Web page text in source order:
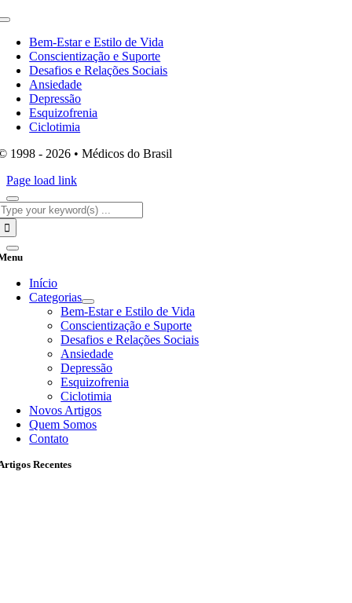
Toggle
NavigationBem-Estar e Estilo de Vida
Conscientização e Suporte
Desafios e Relações Sociais
Ansiedade
Depressão
Esquizofrenia
Ciclotimia
1998 - 2026 • Médicos do Brasil
Page load link
Início
Categorias
Bem-Estar e Estilo de Vida
Conscientização e Suporte
Desafios e Relações Sociais
Ansiedade
Depressão
Esquizofrenia
Ciclotimia
Novos Artigos
Quem Somos
Contato
Recentes